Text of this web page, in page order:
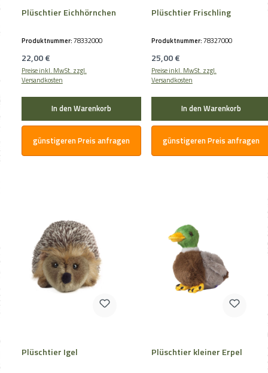
Plüschtier Eichhörnchen
Produktnummer:78332000
Regulärer Preis:
22,00 €
Preise inkl. MwSt. zzgl.
Versandkosten
In den Warenkorb
günstigeren Preis anfragen
Plüschtier Frischling
Produktnummer:78327000
Regulärer Preis:
25,00 €
Preise inkl. MwSt. zzgl.
Versandkosten
In den Warenkorb
günstigeren Preis anfragen
Plüschtier Igel Plüschtier kleiner Erpel